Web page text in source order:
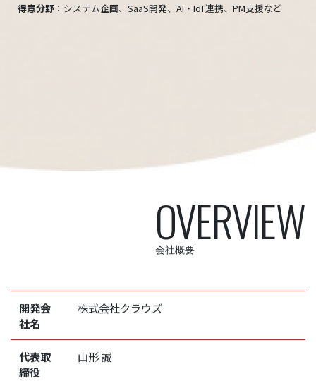
得意分野 ：システム企画、SaaS開発、AI・IoT連携、PM支援など
OVERVIEW
会社概要
開発会
社名
株式会社クラウズ
代表取
締役
山形 誠